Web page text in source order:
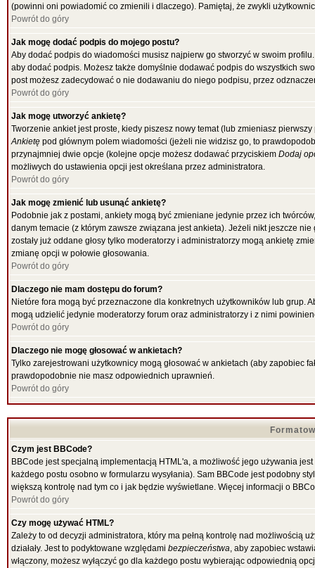
(powinni oni powiadomić co zmienili i dlaczego). Pamiętaj, że zwykli
Powrót do góry
Jak mogę dodać podpis do mojego postu?
Aby dodać podpis do wiadomości musisz najpierw go stworzyć w swoim
aby dodać podpis. Możesz także domyślnie dodawać podpis do wszystkich
post możesz zadecydować o nie dodawaniu do niego podpisu, przez
Powrót do góry
Jak mogę utworzyć ankietę?
Tworzenie ankiet jest proste, kiedy piszesz nowy temat (lub zmieniasz
Ankietę pod głównym polem wiadomości (jeżeli nie widzisz go, to
przynajmniej dwie opcje (kolejne opcje możesz dodawać przyciskiem Dodaj
możliwych do ustawienia opcji jest określana przez administratora.
Powrót do góry
Jak mogę zmienić lub usunąć ankietę?
Podobnie jak z postami, ankiety mogą być zmieniane jedynie przez ich
danym temacie (z którym zawsze związana jest ankieta). Jeżeli nikt jeszcze
zostały już oddane głosy tylko moderatorzy i administratorzy mogą ankietę
zmianę opcji w połowie głosowania.
Powrót do góry
Dlaczego nie mam dostępu do forum?
Nietóre fora mogą być przeznaczone dla konkretnych użytkowników lub grup.
mogą udzielić jedynie moderatorzy forum oraz administratorzy i z nimi
Powrót do góry
Dlaczego nie mogę głosować w ankietach?
Tylko zarejestrowani użytkownicy mogą głosować w ankietach (aby zapobiec
prawdopodobnie nie masz odpowiednich uprawnień.
Powrót do góry
Czym jest BBCode?
BBCode jest specjalną implementacją HTML'a, a możliwość jego używania
każdego postu osobno w formularzu wysyłania). Sam BBCode jest podobny
większą kontrolę nad tym co i jak będzie wyświetlane. Więcej informacji o
Powrót do góry
Czy mogę używać HTML?
Zależy to od decyzji administratora, który ma pełną kontrolę nad możliwością
działały. Jest to podyktowane względami bezpieczeństwa, aby zapobiec
włączony, możesz wyłączyć go dla każdego postu wybierając odpowiednią